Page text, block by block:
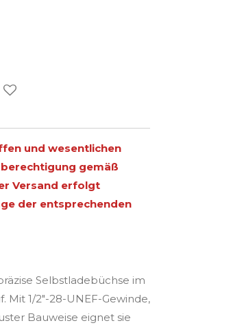
und wesentlichen
gemäß
Versand erfolgt
der entsprechenden
Selbstladebüchse im
Mit 1/2"-28-UNEF-Gewinde,
Bauweise eignet sie